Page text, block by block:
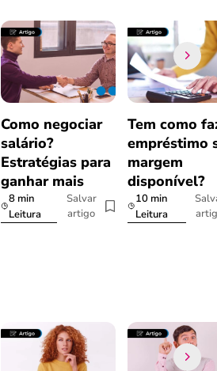
Como negociar
salário?
Estratégias para
ganhar mais
8 min
Leitura
Salvar
artigo
Tem como
empréstimo
margem
disponível?
10 min
Leitura